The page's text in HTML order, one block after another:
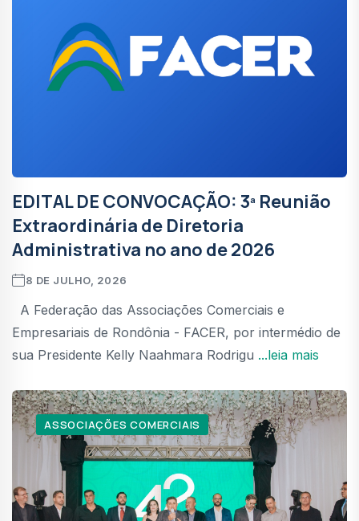
EDITAL DE CONVOCAÇÃO: 3ª Reunião
Extraordinária de Diretoria
Administrativa no ano de 2026
8 DE JULHO, 2026
A Federação das Associações Comerciais e
Empresariais de Rondônia - FACER, por intermédio de
sua Presidente Kelly Naahmara Rodrigu ...leia mais
ASSOCIAÇÕES COMERCIAIS